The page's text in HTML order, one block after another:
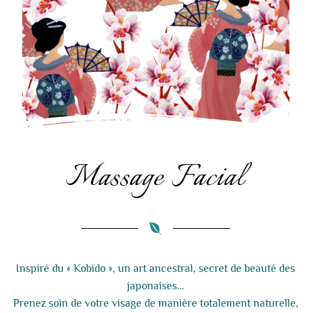
Massage Facial
Inspiré du « Kobido », un art ancestral, secret de beauté des
japonaises…
Prenez soin de votre visage de manière totalement naturelle,